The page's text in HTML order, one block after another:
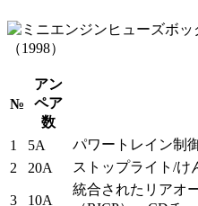
№
アン
ペア
数
1 5A
パワートレイン制
2
20A ストップライト/け
3 10A
統合されたリアオ